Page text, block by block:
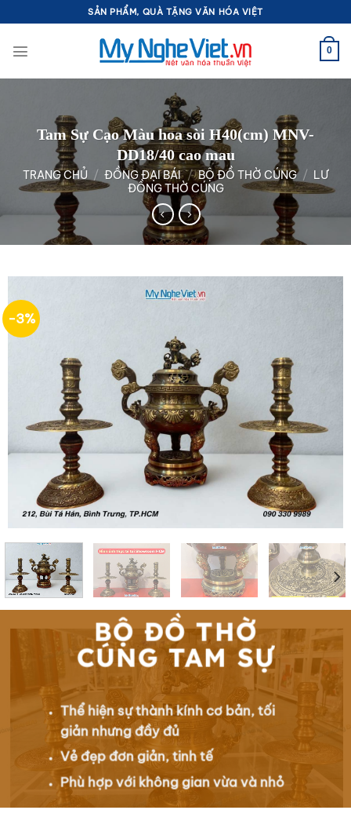
qua
nội
SẢN PHẨM, QUÀ TẶNG VĂN HÓA VIỆT
0
Tam Sự Cạo Màu hoa sòi H40(cm) MNV-
DD18/40 cao mau
TRANG CHỦ / ĐỒNG ĐẠI BÁI / BỘ ĐỒ THỜ CÚNG / LƯ
ĐỒNG THỜ CÚNG
-3%
BỘ ĐỒ THỜ
CÚNG TAM SỰ
Thể hiện sự thành kính cơ bản, tối
giản nhưng đầy đủ
Vẻ đẹp đơn giản, tinh tế
Phù hợp với không gian vừa và nhỏ